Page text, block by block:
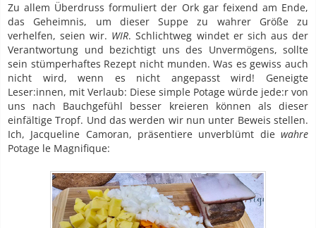
Zu allem Überdruss formuliert der Ork gar feixend am Ende,
das Geheimnis, um dieser Suppe zu wahrer Größe zu
verhelfen, seien wir. WIR. Schlichtweg windet er sich aus der
Verantwortung und bezichtigt uns des Unvermögens, sollte
sein stümperhaftes Rezept nicht munden. Was es gewiss auch
nicht wird, wenn es nicht angepasst wird! Geneigte
Leser:innen, mit Verlaub: Diese simple Potage würde jede:r von
uns nach Bauchgefühl besser kreieren können als dieser
einfältige Tropf. Und das werden wir nun unter Beweis stellen.
Ich, Jacqueline Camoran, präsentiere unverblümt die wahre
Potage le Magnifique: